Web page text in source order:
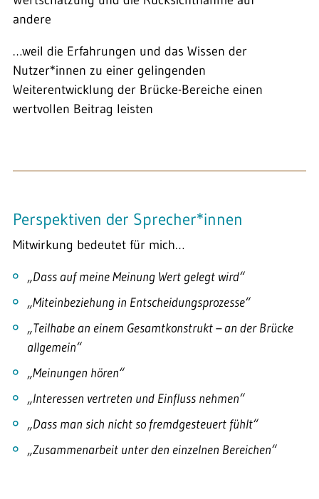
andere
…weil die Erfahrungen und das Wissen der
Nutzer*innen zu einer gelingenden
Weiterentwicklung der Brücke-Bereiche einen
wertvollen Beitrag leisten
Perspektiven der Sprecher*innen
Mitwirkung bedeutet für mich…
„Dass auf meine Meinung Wert gelegt wird“
„Miteinbeziehung in Entscheidungsprozesse“
„Teilhabe an einem Gesamtkonstrukt – an der Brücke
allgemein“
„Meinungen hören“
„Interessen vertreten und Einfluss nehmen“
„Dass man sich nicht so fremdgesteuert fühlt“
„Zusammenarbeit unter den einzelnen Bereichen“